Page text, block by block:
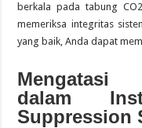
berkala pada tabung
memeriksa integritas
yang baik, Anda dapat
dalam
Suppression